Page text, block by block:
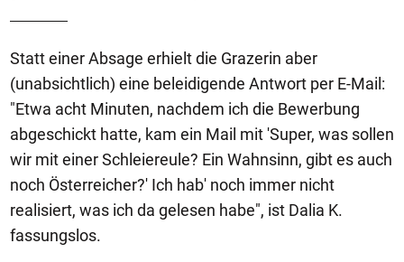
Statt einer Absage erhielt die Grazerin aber
(unabsichtlich) eine beleidigende Antwort per E-Mail:
"Etwa acht Minuten, nachdem ich die Bewerbung
abgeschickt hatte, kam ein Mail mit 'Super, was sollen
wir mit einer Schleiereule? Ein Wahnsinn, gibt es auch
noch Österreicher?' Ich hab' noch immer nicht
realisiert, was ich da gelesen habe", ist Dalia K.
fassungslos.